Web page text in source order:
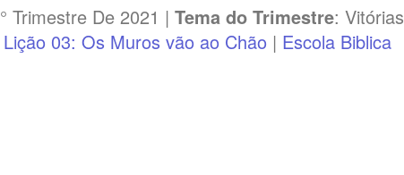
Trimestre De 2021 |Tema do Trimestre: Vitórias
Lição 03: Os Muros vão ao Chão | Escola Biblica